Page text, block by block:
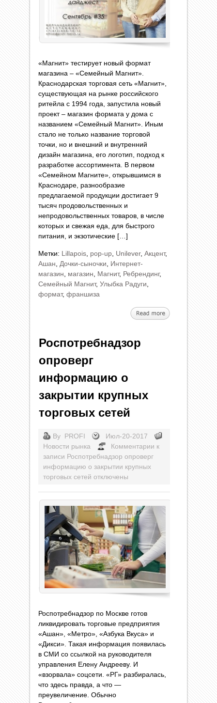
«Магнит» тестирует новый формат
магазина – «Семейный Магнит».
Краснодарская торговая сеть «Магнит»,
существующая на рынке российского
ритейла с 1994 года, запустила новый
проект – магазин формата у дома с
названием «Семейный Магнит». Иным
стало не только название торговой
точки, но и внешний и внутренний
дизайн магазина, его логотип, подход к
разработке ассортимента. В первом
«Семейном Магните», открывшимся в
Краснодаре, разнообразие
предлагаемой продукции достигает 9
тысяч продовольственных и
непродовольственных товаров, в числе
которых и свежая еда, для быстрого
питания, и экзотические […]
Метки: Lillapois pop-up Unilever, Акцент,
Ашан
Дочки-сыночки
Интернет-
магазин
магазин Магнит, Ребрендинг,
Семейный Магнит, Улыбка Радуги
формат, франшиза
Роспотребнадзор
опроверг
информацию о
закрытии крупных
торговых сетей
By PROFI
Июл-20-2017
Новости рынка
Комментарии к
записи Роспотребнадзор опроверг
информацию о закрытии крупных
торговых сетей отключены
Роспотребнадзор по Москве готов
ликвидировать торговые предприятия
«Ашан», «Метро», «Азбука Вкуса» и
«Дикси». Такая информация появилась
в СМИ со ссылкой на руководителя
управления Елену Андрееву. И
«взорвала» соцсети. «РГ» разбиралась,
что здесь правда, а что —
преувеличение. Обычно